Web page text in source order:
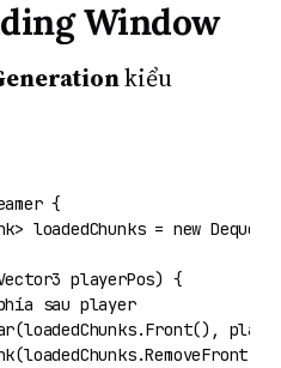
Window
kiểu
{
loadedChunks = new
playerPos) {
sau player